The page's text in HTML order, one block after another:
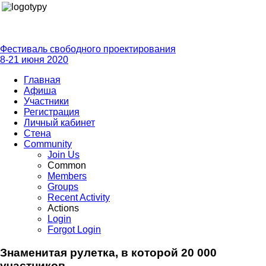
Фестиваль свободного проектирования
8-21 июня 2020
Главная
Афиша
Участники
Регистрация
Личный кабинет
Стена
Community
Join Us
Common
Members
Groups
Recent Activity
Actions
Login
Forgot Login
Знаменитая рулетка, в которой 20 000